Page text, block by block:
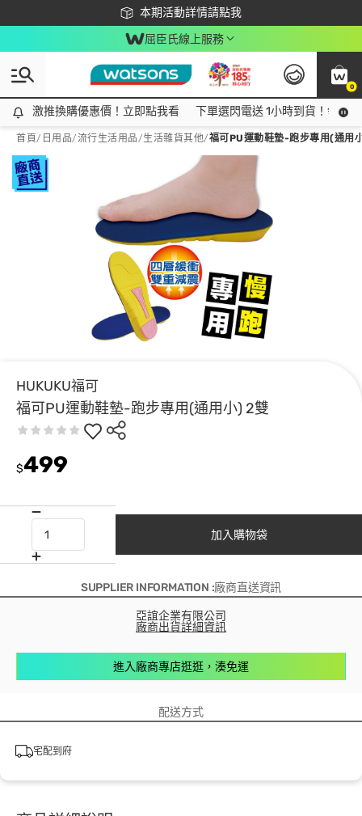
本期活動詳情請點我
下載app最高回饋$350
屈臣氏線上服務
0
激推換購優惠價！立即點我看
激推換購優惠價！立即點我看 下單選閃電送 1小時到貨！領神
首頁/ 日用品/流行生活用品/生活雜貨其他/福可PU運動鞋墊-跑步專用(通用
HUKUKU福可
福可PU運動鞋墊-跑步專用(通用小) 2雙
$499
加入購物袋
SUPPLIER INFORMATION :廠商直送資訊
亞誼企業有限公司
廠商出貨詳細資訊
進入廠商專店逛逛，湊免運
配送方式
宅配到府